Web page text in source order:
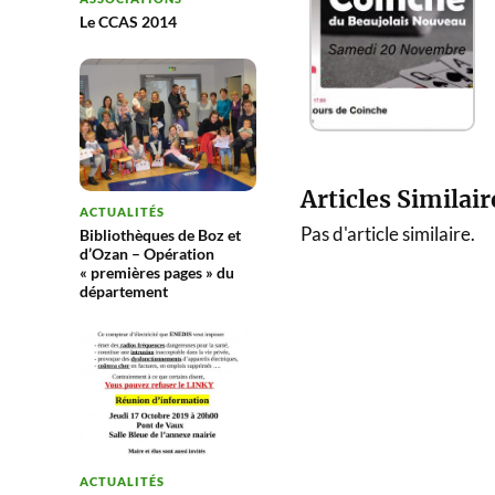
Le CCAS 2014
ACTUALITÉS
Bibliothèques de Boz et
d’Ozan – Opération
« premières pages » du
département
ACTUALITÉS
Articles
Pas d'article similaire.